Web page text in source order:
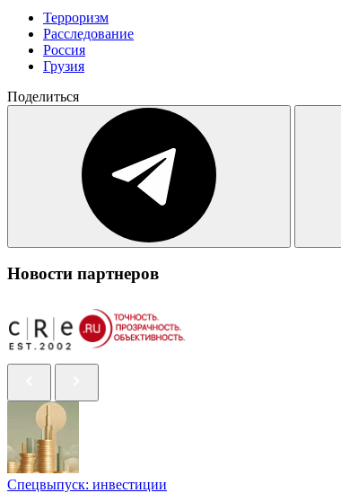
Терроризм
Расследование
Россия
Грузия
Поделиться
Новости партнеров
Спецвыпуск: инвестиции